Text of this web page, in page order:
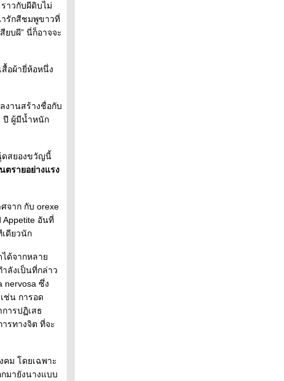
าวกับผีดิบไม่
รักสีชมพูขาวที่
ยบผี” นี่ก็อาจจะ
อผ้ายี่ห้อหนึ่ง
งานสร้างชื่อกับ
ปี ผู้มีน้ำหนัก
ดสยองขวัญนี้
ตรายอย่างแรง
จาก กับ orexe
อันที่
ดียวนัก
ได้จากหลา
ำลังเป็นที่กล่าว
nervosa ซึ่ง
ช่น การอด
ารปฏิเสธ
รทางจิต ที่จะ
คม โดยเฉพาะ
มายังนางแบบ